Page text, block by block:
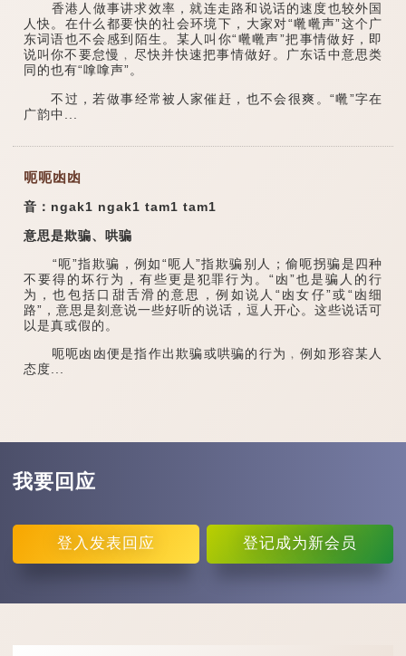
香港人做事讲求效率，就连走路和说话的速度也较外国
人快。在什么都要快的社会环境下，大家对“㗾㗾声”这个广
东词语也不会感到陌生。某人叫你“㗾㗾声”把事情做好，即
说叫你不要怠慢﹐尽快并快速把事情做好。广东话中意思类
同的也有“嗱嗱声”。
不过，若做事经常被人家催赶，也不会很爽。“㗾”字在
广韵中...
呃呃凼凼
音：ngak1 ngak1 tam1 tam1
意思是欺骗、哄骗
“呃”指欺骗，例如“呃人”指欺骗别人；偷呃拐骗是四种
不要得的坏行为，有些更是犯罪行为。“凼”也是骗人的行
为，也包括口甜舌滑的意思，例如说人“凼女仔”或“凼细
路”，意思是刻意说一些好听的说话，逗人开心。这些说话可
以是真或假的。
呃呃凼凼便是指作出欺骗或哄骗的行为﹐例如形容某人
态度...
我要回应
登入 发表回应 登记成为新会员